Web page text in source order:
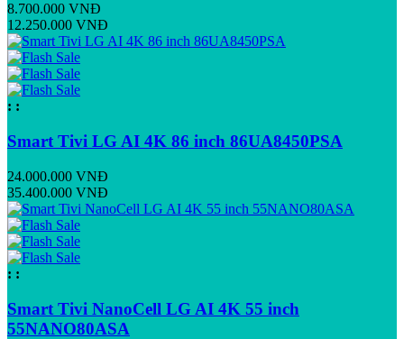
8.700.000 VNĐ
12.250.000 VNĐ
: :
Smart Tivi LG AI 4K 86 inch 86UA8450PSA
24.000.000 VNĐ
35.400.000 VNĐ
: :
Smart Tivi NanoCell LG AI 4K 55 inch
55NANO80ASA